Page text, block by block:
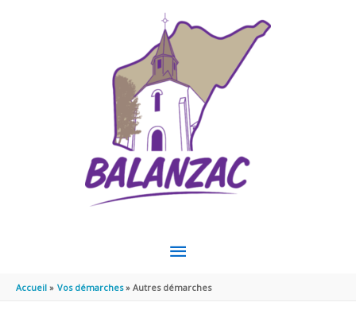
MENU
PRINCIPAL
Accueil Vos démarches Autres démarches